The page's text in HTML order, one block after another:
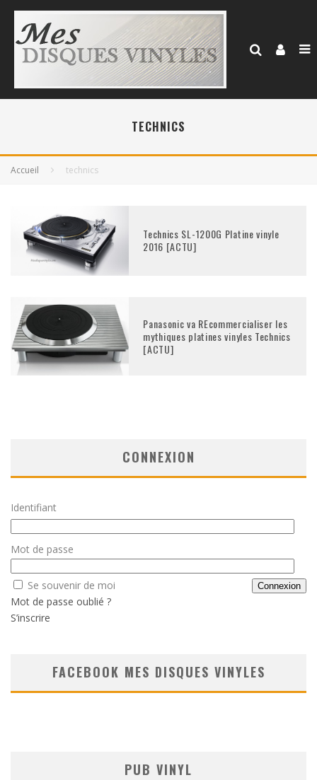
TECHNICS
Accueil technics
Technics SL-1200G Platine vinyle
2016 [ACTU]
Panasonic va REcommercialiser les
mythiques platines vinyles Technics
[ACTU]
CONNEXION
Identifiant
Mot de passe
Se souvenir de moi
Mot de passe oublié ?
S’inscrire
FACEBOOK MES DISQUES VINYLES
PUB VINYL